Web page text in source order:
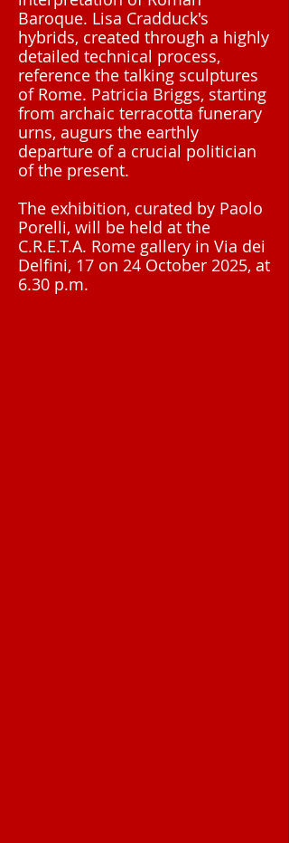
Baroque. Lisa Cradduck's
hybrids, created through a highly
detailed technical process,
reference the talking sculptures
of Rome. Patricia Briggs, starting
from archaic terracotta funerary
urns, augurs the earthly
departure of a crucial politician
of the present.
The exhibition, curated by Paolo
Porelli, will be held at the
C.R.E.T.A. Rome gallery in Via dei
Delfini, 17 on 24 October 2025, at
6.30 p.m.